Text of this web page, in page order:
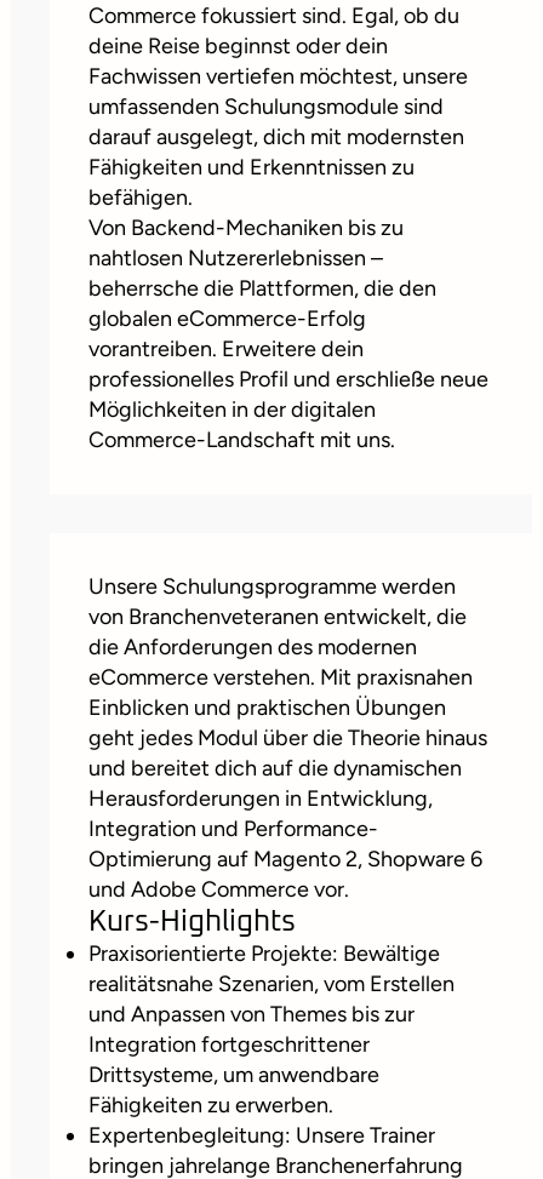
Commerce fokussiert sind. Egal, ob du
deine Reise beginnst oder dein
Fachwissen vertiefen möchtest, unsere
umfassenden Schulungsmodule sind
darauf ausgelegt, dich mit modernsten
Fähigkeiten und Erkenntnissen zu
befähigen.
Von Backend-Mechaniken bis zu
nahtlosen Nutzererlebnissen –
beherrsche die Plattformen, die den
globalen eCommerce-Erfolg
vorantreiben. Erweitere dein
professionelles Profil und erschließe neue
Möglichkeiten in der digitalen
Commerce-Landschaft mit uns.
Unsere Schulungsprogramme werden
von Branchenveteranen entwickelt, die
die Anforderungen des modernen
eCommerce verstehen. Mit praxisnahen
Einblicken und praktischen Übungen
geht jedes Modul über die Theorie hinaus
und bereitet dich auf die dynamischen
Herausforderungen in Entwicklung,
Integration und Performance-
Optimierung auf Magento 2, Shopware 6
und Adobe Commerce vor.
Kurs-Highlights
Praxisorientierte Projekte: Bewältige
realitätsnahe Szenarien, vom Erstellen
und Anpassen von Themes bis zur
Integration fortgeschrittener
Drittsysteme, um anwendbare
Fähigkeiten zu erwerben.
Expertenbegleitung: Unsere Trainer
bringen jahrelange Branchenerfahrung